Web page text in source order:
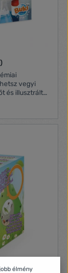
vegyi
és illusztrált
élmény